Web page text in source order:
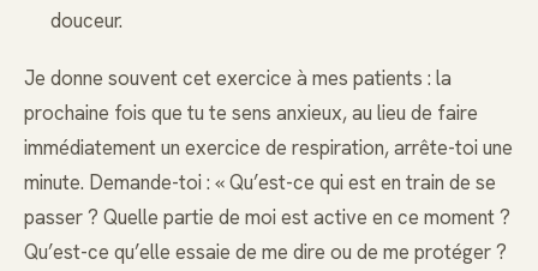
douceur.
Je donne souvent cet exercice à mes patients : la
prochaine fois que tu te sens anxieux, au lieu de faire
immédiatement un exercice de respiration, arrête-toi une
minute. Demande-toi : « Qu’est-ce qui est en train de se
passer ? Quelle partie de moi est active en ce moment ?
Qu’est-ce qu’elle essaie de me dire ou de me protéger ?